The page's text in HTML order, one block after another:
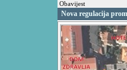
Obavijest
Nova regulacija